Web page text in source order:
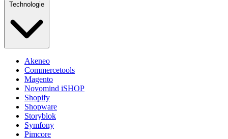
Technologie
Akeneo
Commercetools
Magento
Novomind iSHOP
Shopify
Shopware
Storyblok
Symfony
Pimcore